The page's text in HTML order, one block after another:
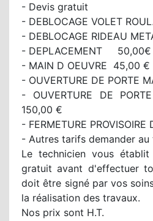
- Devis gratuit
- DEBLOCAGE VOLET
- DEBLOCAGE RIDEAU
- DEPLACEMENT 50,00€
- MAIN D OEUVRE 45,00 €
- OUVERTURE DE PORTE
- OUVERTURE DE
150,00 €
- FERMETURE
- Autres tarifs demander au
Le technicien vous
gratuit avant d'effectuer
doit être signé par vos
la réalisation des travaux.
Nos prix sont H.T.